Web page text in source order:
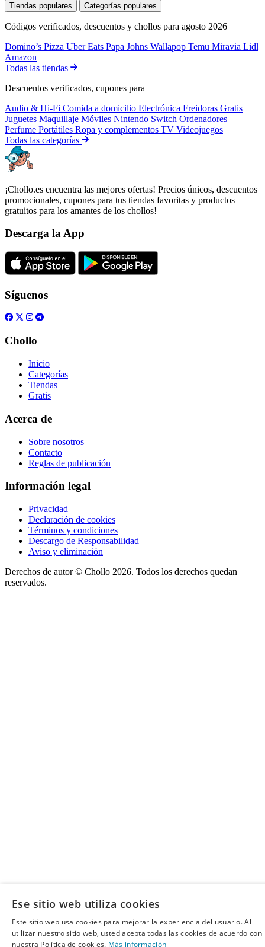
Tiendas populares Categorías populares
Códigos verificados, descuentos y chollos para agosto 2026
Domino’s Pizza Uber Eats Papa Johns Wallapop Temu Miravia Lidl
Amazon
Todas las tiendas
Descuentos verificados, cupones para
Audio & Hi-Fi Comida a domicilio Electrónica Freidoras Gratis
Juguetes Maquillaje Móviles Nintendo Switch Ordenadores
Perfume Portátiles Ropa y complementos TV Videojuegos
Todas las categorías
¡Chollo.es encuentra las mejores ofertas! Precios únicos, descuentos
promocionales, cupones para tus tiendas favoritas y productos
gratuitos para los amantes de los chollos!
Descarga la App
Síguenos
Chollo
Inicio
Categorías
Tiendas
Gratis
Acerca de
Sobre nosotros
Contacto
Reglas de publicación
Información legal
Privacidad
Declaración de cookies
Términos y condiciones
Descargo de Responsabilidad
Aviso y eliminación
Derechos de autor © Chollo 2026. Todos los derechos quedan
reservados.
Ese sitio web utiliza cookies
Este sitio web usa cookies para mejorar la experiencia del usuario. Al
utilizar nuestro sitio web, usted acepta todas las cookies de acuerdo con
nuestra Política de cookies. Más información